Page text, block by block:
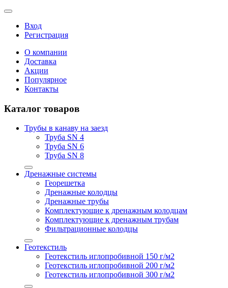
Вход
Регистрация
О компании
Доставка
Акции
Популярное
Контакты
Каталог товаров
Трубы в канаву на заезд
Труба SN 4
Труба SN 6
Труба SN 8
Дренажные системы
Георешетка
Дренажные колодцы
Дренажные трубы
Комплектующие к дренажным колодцам
Комплектующие к дренажным трубам
Фильтрационные колодцы
Геотекстиль
Геотекстиль иглопробивной 150 г/м2
Геотекстиль иглопробивной 200 г/м2
Геотекстиль иглопробивной 300 г/м2